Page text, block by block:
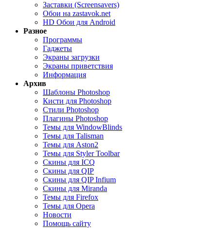
Заставки (Screensavers)
Обои на zastavok.net
HD Обои для Android
Разное
Программы
Гаджеты
Экраны загрузки
Экраны приветствия
Информация
Архив
Шаблоны Photoshop
Кисти для Photoshop
Стили Photoshop
Плагины Photoshop
Темы для WindowBlinds
Темы для Talisman
Темы для Aston2
Темы для Styler Toolbar
Скины для ICQ
Скины для QIP
Скины для QIP Infium
Скины для Miranda
Темы для Firefox
Темы для Opera
Новости
Помощь сайту